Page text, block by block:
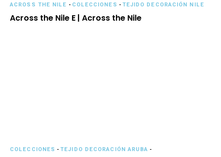
ACROSS THE NILE - COLECCIONES -TEJIDO DECORACIÓN NILE
Across the Nile E | Across the Nile
COLECCIONES -TEJIDO DECORACIÓN ARUBA -